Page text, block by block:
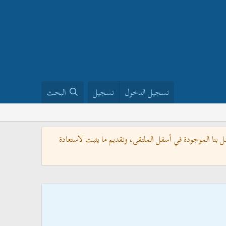
تسجيل الدخول تسجيل البحث
الموجودة في أسفل الملتقى، وتقديم ما يثبت لاستعادة